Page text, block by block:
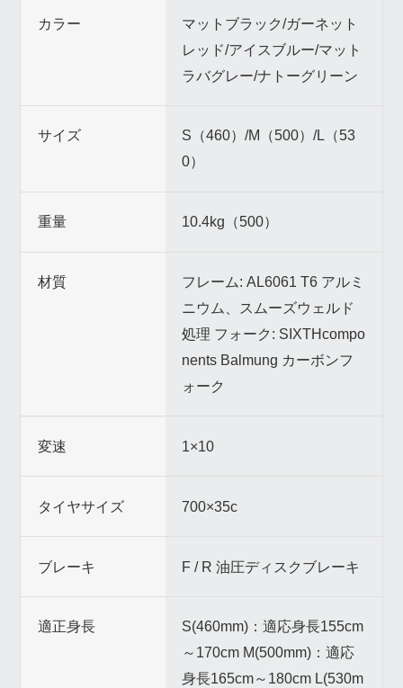
カラー
マットブラック/ガーネット
レッド/アイスブルー/マット
ラバグレー/ナトーグリーン
サイズ
S（460）/M（500）/L（53
0）
重量 10.4kg（500）
材質
フレーム: AL6061 T6 アルミ
ニウム、スムーズウェルド
処理 フォーク: SIXTHcompo
nents Balmung カーボンフ
ォーク
変速 1×10
タイヤサイズ 700×35c
ブレーキ F / R 油圧ディスクブレーキ
適正身長
S(460mm)：適応身長155cm
～170cm M(500mm)：適応
身長165cm～180cm L(530m